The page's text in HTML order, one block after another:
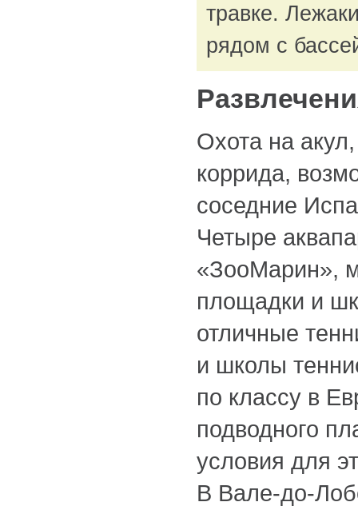
травке.
рядом с
Охота на
коррида,
соседние
Четыре
«ЗооМарин»,
площадки и
отличные
и школы
по классу в
подводного
условия для
В Вале-до-